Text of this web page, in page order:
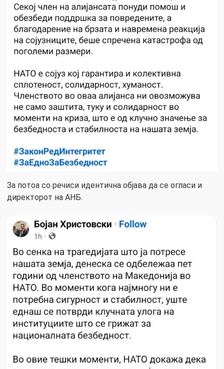
За потоа со речиси идентична објава да се огласи и
директорот на АНБ.